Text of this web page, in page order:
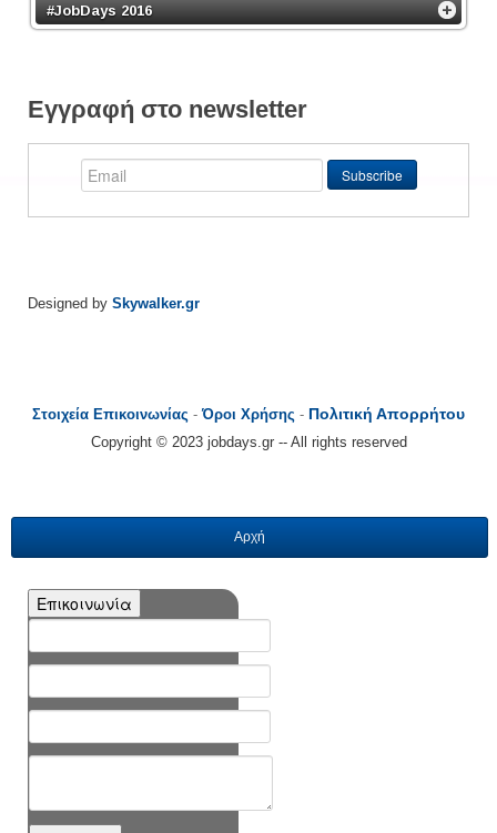
#JobDays 2016
Εγγραφή στο newsletter
Designed by Skywalker.gr
Στοιχεία Επικοινωνίας -Όροι Χρήσης - Πολιτική Απορρήτου
Copyright © 2023 jobdays.gr -- All rights reserved
Αρχή